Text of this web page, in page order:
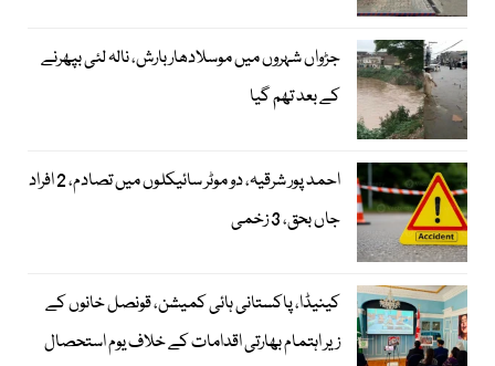
جڑواں شہروں میں موسلادھار بارش، نالہ لئی بپھرنے
کے بعد تھم گیا
احمد پور شرقیہ، دو موٹر سائیکلوں میں تصادم، 2 افراد
جاں بحق، 3 زخمی
کینیڈا، پاکستانی ہائی کمیشن، قونصل خانوں کے
زیر اہتمام بھارتی اقدامات کے خلاف یوم استحصال